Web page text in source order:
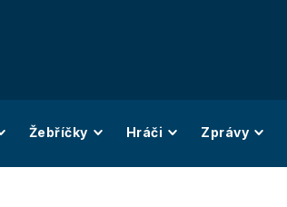
Žebříčky Hráči Zprávy